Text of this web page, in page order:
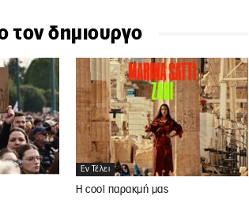
τον δημιουργο
Εν Τέλει
Η cool παρακμή μας